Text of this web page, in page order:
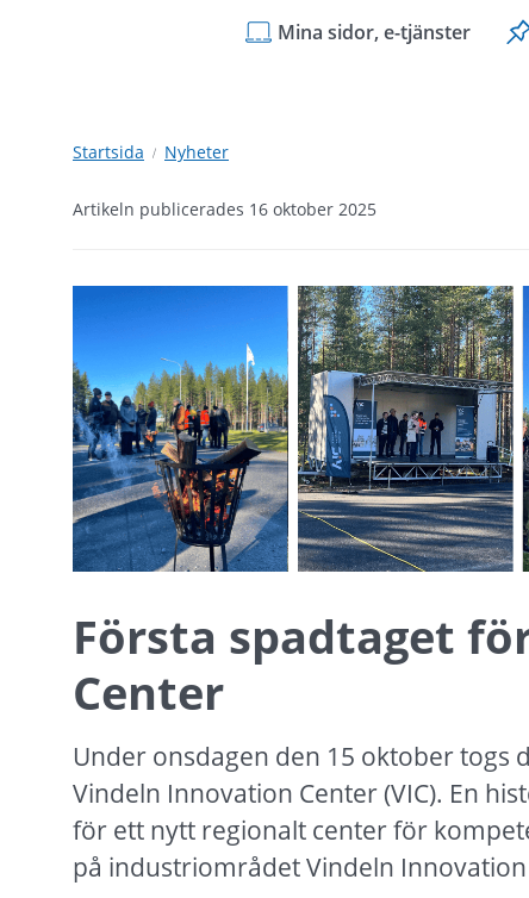
Mina sidor, e-tjänster
Startsida Nyheter
Artikeln publicerades 16 oktober 2025
Första spadtaget
Center
Under onsdagen den 15 oktober togs
Vindeln Innovation Center (VIC). En
för ett nytt regionalt center för
på industriområdet Vindeln Innovation